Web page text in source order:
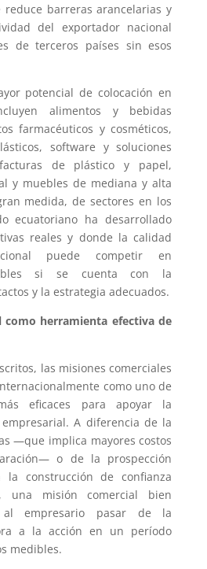
reduce barreras arancelarias y
del exportador nacional
de terceros países sin esos
potencial de colocación en
alimentos y bebidas
farmacéuticos y cosméticos,
software y soluciones
de plástico y papel,
y muebles de mediana y alta
medida, de sectores en los
ecuatoriano ha desarrollado
reales y donde la calidad
puede competir en
si se cuenta con la
y la estrategia adecuados.
como herramienta efectiva de
las misiones comerciales
como uno de
eficaces para apoyar la
A diferencia de la
—que implica mayores costos
o de la prospección
construcción de confianza
una misión comercial bien
al empresario pasar de la
a la acción en un período
medibles.